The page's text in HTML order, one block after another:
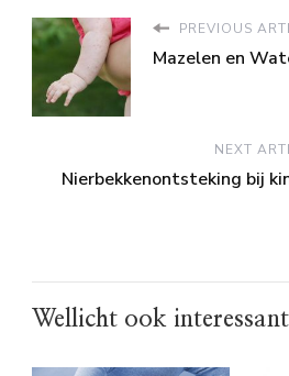
PREVIOUS
Mazelen en
NEXT
Nierbekkenontsteking bij
Wellicht ook